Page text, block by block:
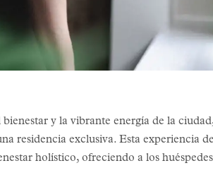
y la vibrante energía de la
residencia exclusiva. Esta experiencia
holístico, ofreciendo a los